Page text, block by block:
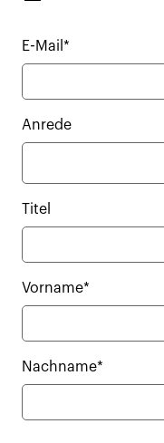
E-Mail*
Anrede
Titel
Vorname*
Nachname*